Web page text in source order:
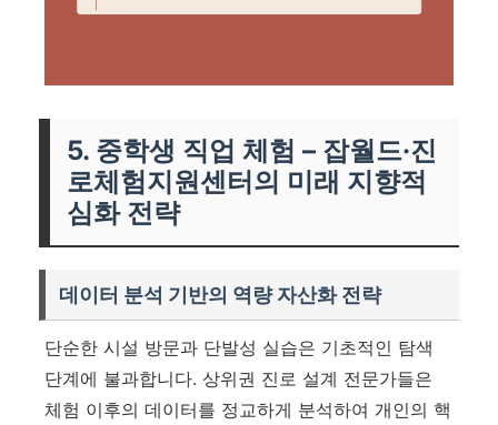
5. 중학생 직업 체험 – 잡월드·진
로체험지원센터의 미래 지향적
심화 전략
데이터 분석 기반의 역량 자산화 전략
단순한 시설 방문과 단발성 실습은 기초적인 탐색
단계에 불과합니다. 상위권 진로 설계 전문가들은
체험 이후의 데이터를 정교하게 분석하여 개인의 핵